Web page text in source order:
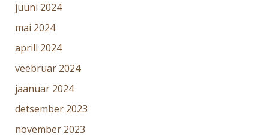
juuni 2024
mai 2024
aprill 2024
veebruar 2024
jaanuar 2024
detsember 2023
november 2023